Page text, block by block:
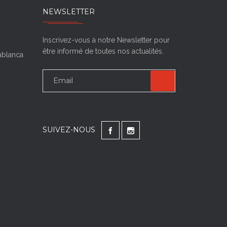
NEWSLETTER
Inscrivez-vous à notre Newsletter pour
être informé de toutes nos actualités.
SUIVEZ-NOUS